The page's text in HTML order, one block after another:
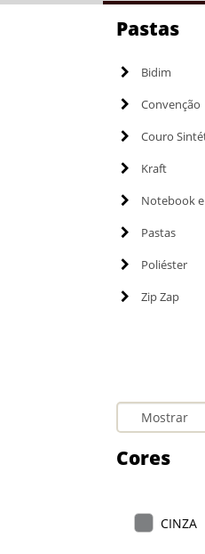
Pastas
Bidim
Convenção
Couro
Kraft
Notebook
Pastas
Poliéster
Zip Zap
Cores
CINZA